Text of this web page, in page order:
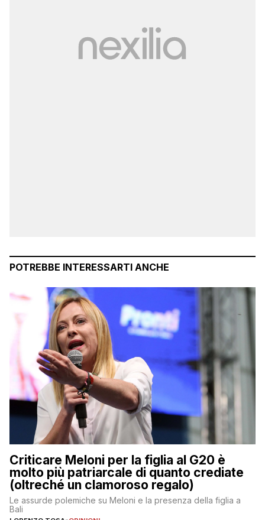
POTREBBE INTERESSARTI ANCHE
Criticare Meloni per la figlia al G20 è
molto più patriarcale di quanto crediate
(oltreché un clamoroso regalo)
Le assurde polemiche su Meloni e la presenza della figlia a
Bali